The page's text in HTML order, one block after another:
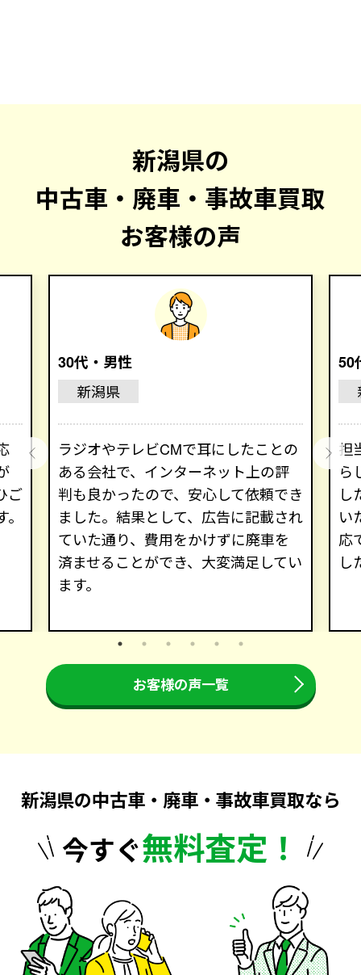
新潟県の
中古車・廃車・事故車買取
お客様の声
ご
30代・男性
新潟県
ラジオやテレビCMで耳にしたことの
ある会社で、インターネット上の評
判も良かったので、安心して依頼でき
ました。結果として、広告に記載され
ていた通り、費用をかけずに廃車を
済ませることができ、大変満足してい
ます。
50
担
ら
し
い
応
し
お客様の声一覧
新潟県の中古車・廃車・事故車買取なら
今すぐ無料査定！